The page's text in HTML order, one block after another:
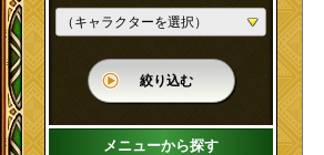
絞り込む
メニューから探す